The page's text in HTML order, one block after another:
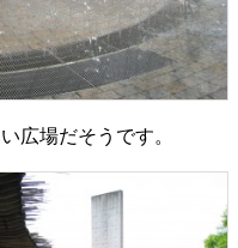
広場だそうです。